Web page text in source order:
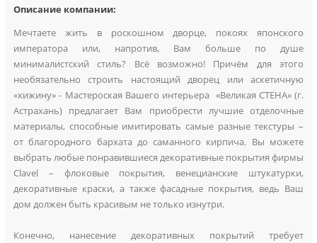
Описание компании:
Мечтаете жить в роскошном дворце, покоях японского
императора или, напротив, Вам больше по душе
минималистский стиль? Всё возможно! Причём для этого
необязательно строить настоящий дворец или аскетичную
«хижину» - Мастероская Вашего интерьера «Великая СТЕНА» (г.
Астрахань) предлагает Вам приобрести лучшие отделочные
материалы, способные имитировать самые разные текстуры –
от благородного бархата до саманного кирпича. Вы можете
выбрать любые понравившиеся декоративные покрытия фирмы
Clavel – флоковые покрытия, венецианские штукатурки,
декоративные краски, а также фасадные покрытия, ведь Ваш
дом должен быть красивым не только изнутри.
Конечно, нанесение декоративных покрытий требует